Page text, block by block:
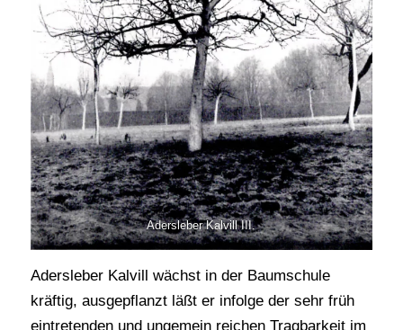
Adersleber Kalvill III.
Adersleber Kalvill wächst in der Baumschule
kräftig, ausgepflanzt läßt er infolge der sehr früh
eintretenden und ungemein reichen Tragbarkeit im